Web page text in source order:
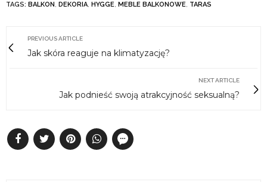
TAGS: BALKON , DEKORIA, HYGGE, MEBLE BALKONOWE, TARAS
PREVIOUS ARTICLE
Jak skóra reaguje na klimatyzację?
NEXT ARTICLE
Jak podnieść swoją atrakcyjność seksualną?